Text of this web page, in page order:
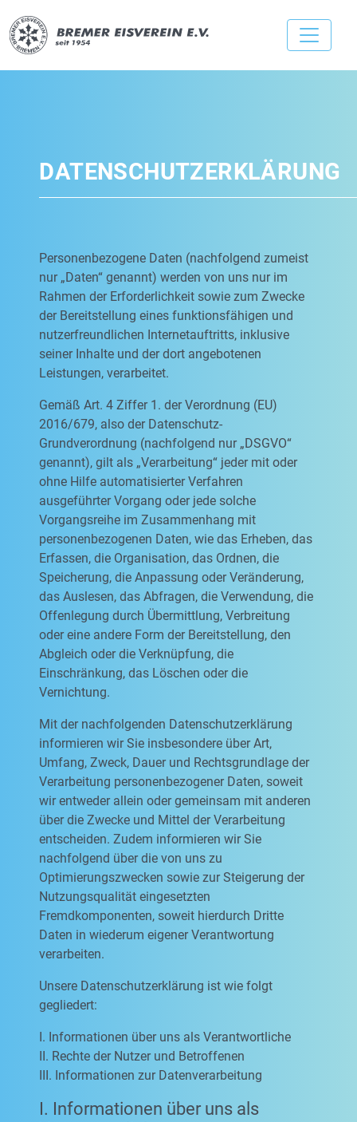
DATENSCHUTZERKLÄRUNG
Personenbezogene Daten (nachfolgend zumeist
nur „Daten“ genannt) werden von uns nur im
Rahmen der Erforderlichkeit sowie zum Zwecke
der Bereitstellung eines funktionsfähigen und
nutzerfreundlichen Internetauftritts, inklusive
seiner Inhalte und der dort angebotenen
Leistungen, verarbeitet.
Gemäß Art. 4 Ziffer 1. der Verordnung (EU)
2016/679, also der Datenschutz-
Grundverordnung (nachfolgend nur „DSGVO“
genannt), gilt als „Verarbeitung“ jeder mit oder
ohne Hilfe automatisierter Verfahren
ausgeführter Vorgang oder jede solche
Vorgangsreihe im Zusammenhang mit
personenbezogenen Daten, wie das Erheben, das
Erfassen, die Organisation, das Ordnen, die
Speicherung, die Anpassung oder Veränderung,
das Auslesen, das Abfragen, die Verwendung, die
Offenlegung durch Übermittlung, Verbreitung
oder eine andere Form der Bereitstellung, den
Abgleich oder die Verknüpfung, die
Einschränkung, das Löschen oder die
Vernichtung.
Mit der nachfolgenden Datenschutzerklärung
informieren wir Sie insbesondere über Art,
Umfang, Zweck, Dauer und Rechtsgrundlage der
Verarbeitung personenbezogener Daten, soweit
wir entweder allein oder gemeinsam mit anderen
über die Zwecke und Mittel der Verarbeitung
entscheiden. Zudem informieren wir Sie
nachfolgend über die von uns zu
Optimierungszwecken sowie zur Steigerung der
Nutzungsqualität eingesetzten
Fremdkomponenten, soweit hierdurch Dritte
Daten in wiederum eigener Verantwortung
verarbeiten.
Unsere Datenschutzerklärung ist wie folgt
gegliedert:
I. Informationen über uns als Verantwortliche
II. Rechte der Nutzer und Betroffenen
III. Informationen zur Datenverarbeitung
I. Informationen über uns als